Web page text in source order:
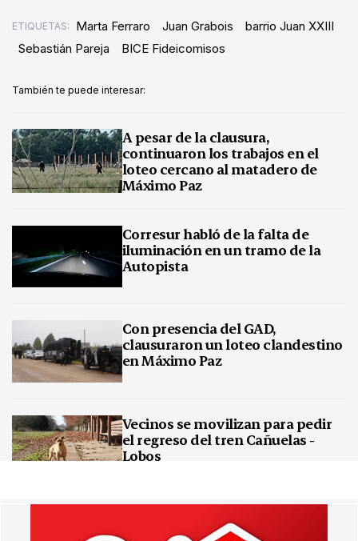
ETIQUETAS: Marta Ferraro Juan Grabois
barrio Juan XXIII
Sebastián Pareja
BICE Fideicomisos
También te puede interesar:
A pesar de la clausura,
continuaron los trabajos en el
loteo cercano al matadero de
Máximo Paz
Corresur habló de la falta de
iluminación en un tramo de la
Autopista
Con presencia del GAD,
clausuraron un loteo clandestino
en Máximo Paz
Vecinos se movilizan para pedir
el regreso del tren Cañuelas -
Lobos